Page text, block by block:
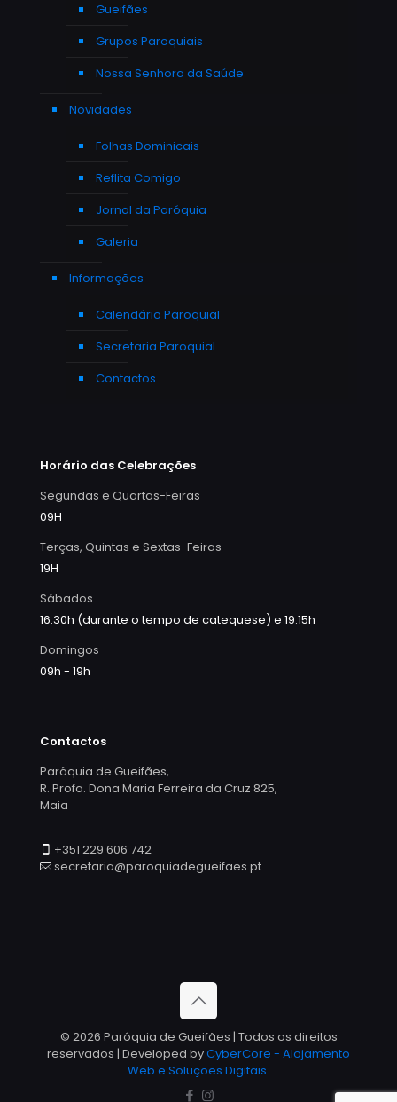
Gueifães
Grupos Paroquiais
Nossa Senhora da Saúde
Novidades
Folhas Dominicais
Reflita Comigo
Jornal da Paróquia
Galeria
Informações
Calendário Paroquial
Secretaria Paroquial
Contactos
Horário das Celebrações
Segundas e Quartas-Feiras
09H
Terças, Quintas e Sextas-Feiras
19H
Sábados
16:30h (durante o tempo de catequese) e 19:15h
Domingos
09h - 19h
Contactos
Paróquia de Gueifães,
R. Profa. Dona Maria Ferreira da Cruz 825,
Maia
+351 229 606 742
secretaria@paroquiadegueifaes.pt
© 2026 Paróquia de Gueifães | Todos os direitos
reservados | Developed byCyberCore - Alojamento
Web e Soluções Digitais.